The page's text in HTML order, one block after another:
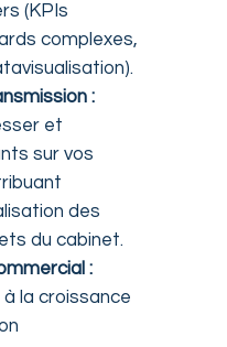
(KPIs
complexes,
:
et
sur vos
des
du cabinet.
:
la croissance